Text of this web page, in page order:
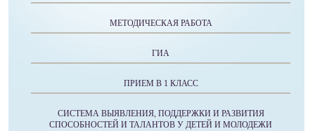
МЕТОДИЧЕСКАЯ РАБОТА
ГИА
ПРИЕМ В 1 КЛАСС
СИСТЕМА ВЫЯВЛЕНИЯ, ПОДДЕРЖКИ И РАЗВИТИЯ
СПОСОБНОСТЕЙ И ТАЛАНТОВ У ДЕТЕЙ И МОЛОДЕЖИ